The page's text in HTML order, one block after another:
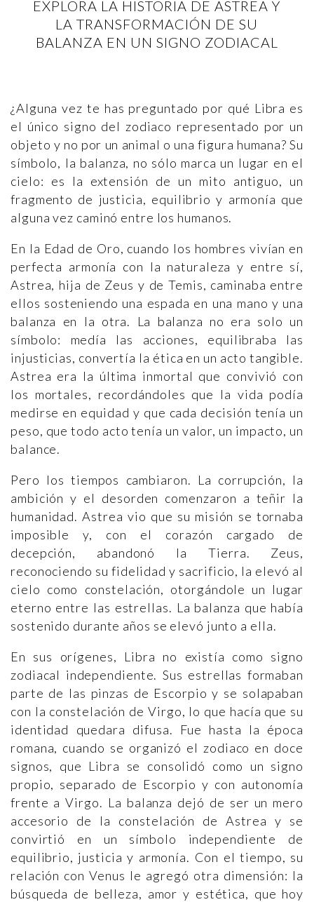
EXPLORA LA HISTORIA DE ASTREA Y
LA TRANSFORMACIÓN DE SU
BALANZA EN UN SIGNO ZODIACAL
¿Alguna vez te has preguntado por qué Libra es
el único signo del zodiaco representado por un
objeto y no por un animal o una figura humana? Su
símbolo, la balanza, no sólo marca un lugar en el
cielo: es la extensión de un mito antiguo, un
fragmento de justicia, equilibrio y armonía que
alguna vez caminó entre los humanos.
En la Edad de Oro, cuando los hombres vivían en
perfecta armonía con la naturaleza y entre sí,
Astrea, hija de Zeus y de Temis, caminaba entre
ellos sosteniendo una espada en una mano y una
balanza en la otra. La balanza no era solo un
símbolo: medía las acciones, equilibraba las
injusticias, convertía la ética en un acto tangible.
Astrea era la última inmortal que convivió con
los mortales, recordándoles que la vida podía
medirse en equidad y que cada decisión tenía un
peso, que todo acto tenía un valor, un impacto, un
balance.
Pero los tiempos cambiaron. La corrupción, la
ambición y el desorden comenzaron a teñir la
humanidad. Astrea vio que su misión se tornaba
imposible y, con el corazón cargado de
decepción, abandonó la Tierra. Zeus,
reconociendo su fidelidad y sacrificio, la elevó al
cielo como constelación, otorgándole un lugar
eterno entre las estrellas. La balanza que había
sostenido durante años se elevó junto a ella.
En sus orígenes, Libra no existía como signo
zodiacal independiente. Sus estrellas formaban
parte de las pinzas de Escorpio y se solapaban
con la constelación de Virgo, lo que hacía que su
identidad quedara difusa. Fue hasta la época
romana, cuando se organizó el zodiaco en doce
signos, que Libra se consolidó como un signo
propio, separado de Escorpio y con autonomía
frente a Virgo. La balanza dejó de ser un mero
accesorio de la constelación de Astrea y se
convirtió en un símbolo independiente de
equilibrio, justicia y armonía. Con el tiempo, su
relación con Venus le agregó otra dimensión: la
búsqueda de belleza, amor y estética, que hoy